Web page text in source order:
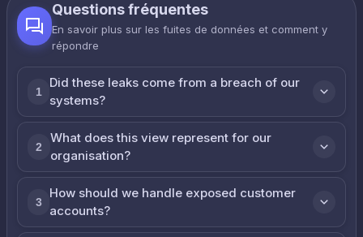
Questions fréquentes
En savoir plus sur les fuites de données et comment y
répondre
1
Did these leaks come from a breach of our
systems?
2
What does this view represent for our
organisation?
3
How should we handle exposed customer
accounts?